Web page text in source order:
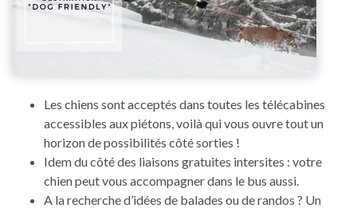
Les chiens sont acceptés dans toutes les télécabines
accessibles aux piétons, voilà qui vous ouvre tout un
horizon de possibilités côté sorties !
Idem du côté des liaisons gratuites intersites : votre
chien peut vous accompagner dans le bus aussi.
A la recherche d’idées de balades ou de randos ? Un